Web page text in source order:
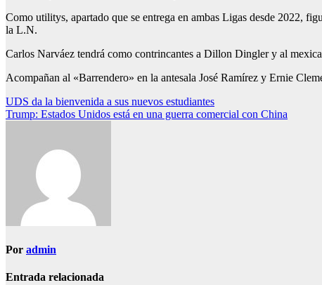
Como utilitys, apartado que se entrega en ambas Ligas desde 2022,
la L.N.
Carlos Narváez tendrá como contrincantes a Dillon Dingler y al
Acompañan al «Barrendero» en la antesala José Ramírez y Ernie
Navegación
de
UDS da la bienvenida a sus nuevos estudiantes
Trump: Estados Unidos está en una guerra comercial con China
Por admin
Entrada relacionada